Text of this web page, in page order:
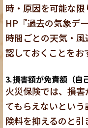
時・原因を可能な
HP 『過去の気象デ
時間ごとの天気・
認しておくことをお
3.損害額が免責額（自
火災保険では、損
てもらえないとい
険料を抑えるのと